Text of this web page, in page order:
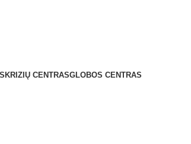
KRIZIŲ CENTRASGLOBOS CENTRAS